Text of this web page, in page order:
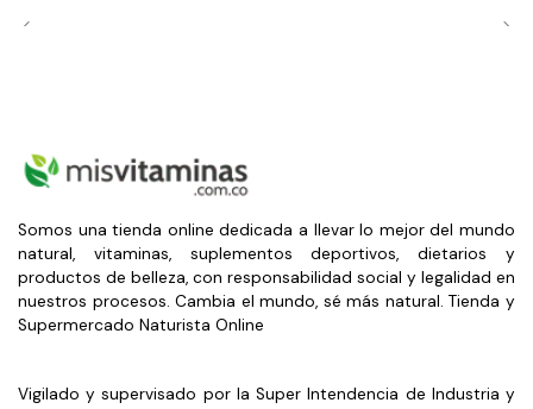
Somos una tienda online dedicada a llevar lo mejor del mundo
natural, vitaminas, suplementos deportivos, dietarios y
productos de belleza, con responsabilidad social y legalidad en
nuestros procesos. Cambia el mundo, sé más natural. Tienda y
Supermercado Naturista Online
Vigilado y supervisado por la Super Intendencia de Industria y